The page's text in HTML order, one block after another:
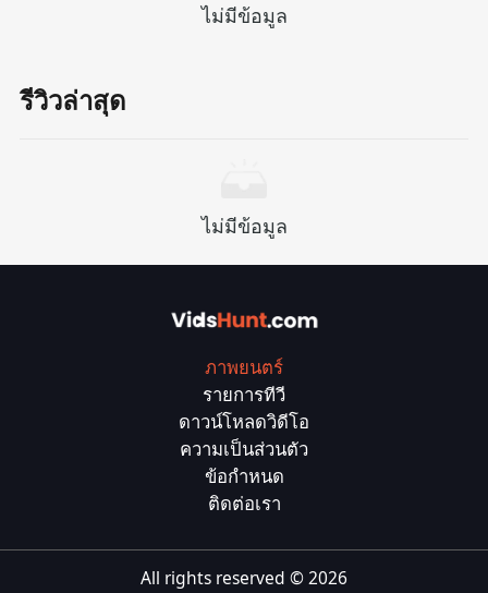
ไม่มีข้อมูล
รีวิวล่าสุด
ไม่มีข้อมูล
ภาพยนตร์
รายการทีวี
ดาวน์โหลดวิดีโอ
ความเป็นส่วนตัว
ข้อกำหนด
ติดต่อเรา
All rights reserved ©2026